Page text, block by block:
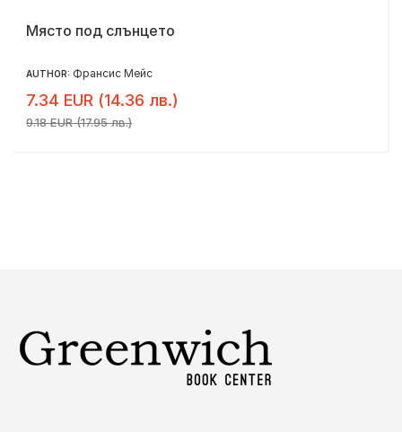
Място под слънцето
AUTHOR: Франсис Мейс
7.34 EUR (14.36 лв.)
9.18 EUR (17.95 лв.)